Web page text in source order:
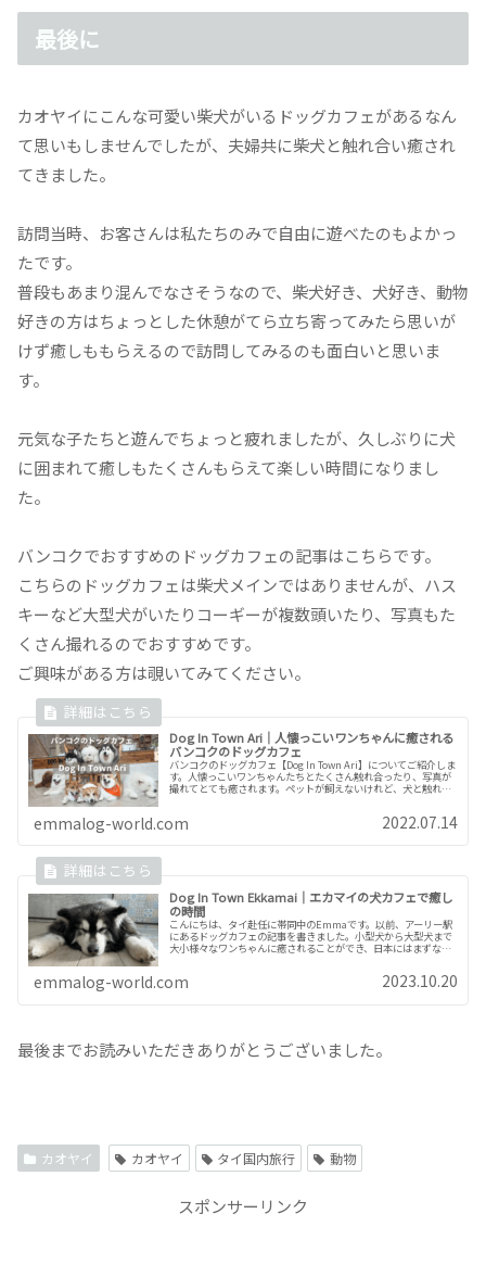
最後に
カオヤイにこんな可愛い柴犬がいるドッグカフェがあるなん
て思いもしませんでしたが、夫婦共に柴犬と触れ合い癒され
てきました。
訪問当時、お客さんは私たちのみで自由に遊べたのもよかっ
たです。
普段もあまり混んでなさそうなので、柴犬好き、犬好き、動物
好きの方はちょっとした休憩がてら立ち寄ってみたら思いが
けず癒しももらえるので訪問してみるのも面白いと思いま
す。
元気な子たちと遊んでちょっと疲れましたが、久しぶりに犬
に囲まれて癒しもたくさんもらえて楽しい時間になりまし
た。
バンコクでおすすめのドッグカフェの記事はこちらです。
こちらのドッグカフェは柴犬メインではありませんが、ハス
キーなど大型犬がいたりコーギーが複数頭いたり、写真もた
くさん撮れるのでおすすめです。
ご興味がある方は覗いてみてください。
Dog In Town Ari｜人懐っこいワンちゃんに癒される
バンコクのドッグカフェ
バンコクのドッグカフェ【Dog In Town Ari】についてご紹介しま
す。人懐っこいワンちゃんたちとたくさん触れ合ったり、写真が
撮れてとても癒されます。ペットが飼えないけれど、犬と触れ合
emmalog-world.com 2022.07.14
Dog In Town Ekkamai｜エカマイの犬カフェで癒し
の時間
こんにちは、タイ赴任に帯同中のEmmaです。以前、アーリー駅
にあるドッグカフェの記事を書きました。小型犬から大型犬まで
大小様々なワンちゃんに癒されることができ、日本にはまずない
emmalog-world.com 2023.10.20
最後までお読みいただきありがとうございました。
カオヤイ カオヤイ タイ国内旅行 動物
スポンサーリンク